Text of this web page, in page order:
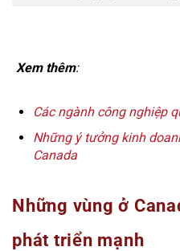
Xem thêm:
Các ngành công nghiệp
Những ý tưởng kinh
Canada
Những vùng ở
phát triển mạnh